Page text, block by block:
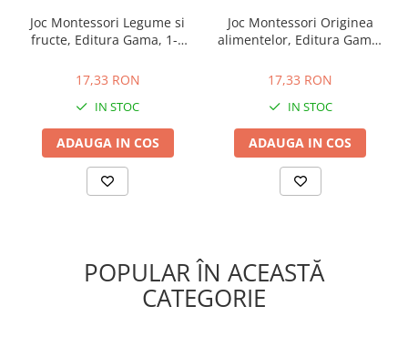
Joc Montessori Legume si
fructe, Editura Gama, 1-2
17,33 RON
IN STOC
ADAUGA IN COS
Joc Montessori Originea
alimentelor, Editura Gama,
17,33 RON
IN STOC
ADAUGA IN COS
POPULAR ÎN ACEASTĂ
CATEGORIE